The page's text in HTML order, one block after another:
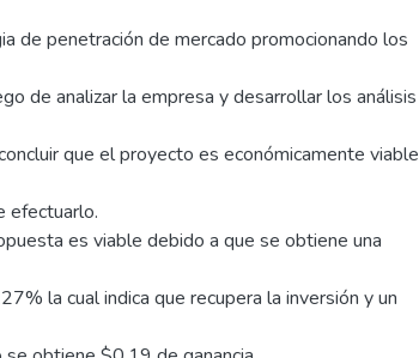
de penetración de mercado promocionando los
de analizar la empresa y desarrollar los análisis
que el proyecto es económicamente viable
efectuarlo.
es viable debido a que se obtiene una
la cual indica que recupera la inversión y un